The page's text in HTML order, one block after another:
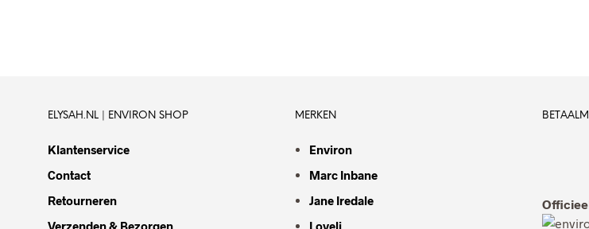
ELYSAH.NL | ENVIRON SHOP
Klantenservice
Contact
Retourneren
Verzenden & Bezorgen
MERKEN
Environ
Marc Inbane
Jane Iredale
Loveli